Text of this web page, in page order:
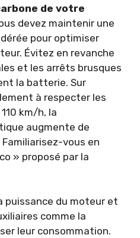
de votre
devez maintenir une
pour optimiser
Évitez en revanche
et les arrêts brusques
la batterie. Sur
à respecter les
km/h, la
augmente de
vous en
» proposé par la
du moteur et
comme la
leur consommation.